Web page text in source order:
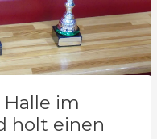
im
holt einen